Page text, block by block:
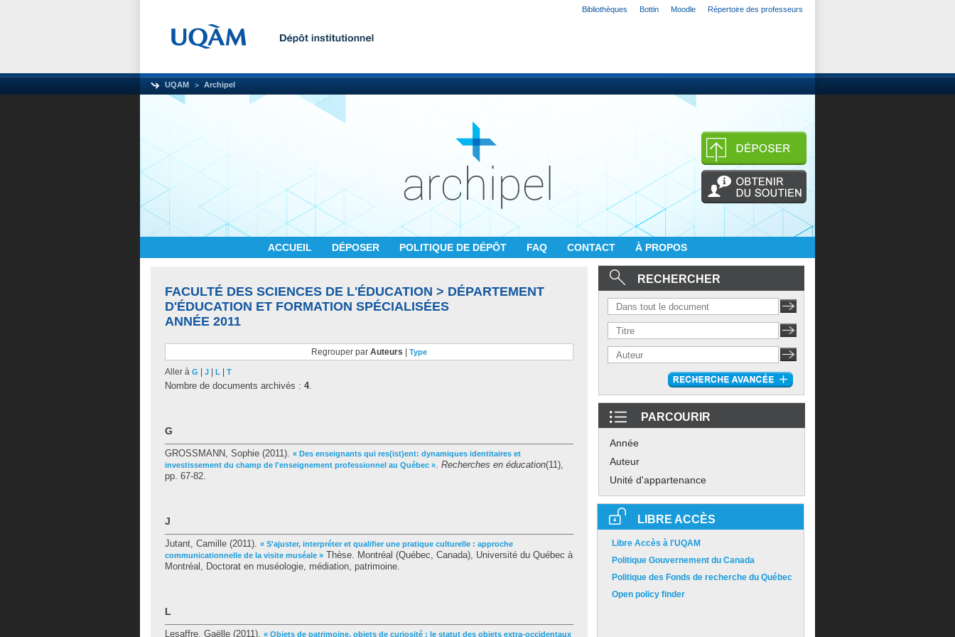
Bibliothèques Bottin Moodle Répertoire des professeurs
UQAM Archipel
ACCUEIL DÉPOSER POLITIQUE DE DÉPÔT FAQ CONTACT À PROPOS
FACULTÉ DES SCIENCES DE L'ÉDUCATION > DÉPARTEMENT
D'ÉDUCATION ET FORMATION SPÉCIALISÉES
ANNÉE 2011
Regrouper par Auteurs Type
Aller à G J L T
Nombre de documents archivés : 4.
G
GROSSMANN, Sophie (2011). « Des enseignants qui res(ist)ent: dynamiques identitaires et
investissement du champ de l'enseignement professionnel au Québec ». Recherches en éducation(11),
pp. 67-82.
J
Jutant, Camille (2011). « S'ajuster, interpréter et qualifier une pratique culturelle : approche
communicationnelle de la visite muséale » Thèse. Montréal (Québec, Canada), Université du Québec à
Montréal, Doctorat en muséologie, médiation, patrimoine.
L
Lesaffre, Gaëlle (2011). « Objets de patrimoine, objets de curiosité : le statut des objets extra-occidentaux
RECHERCHER
PARCOURIR
Année
Auteur
Unité d'appartenance
LIBRE ACCÈS
Libre Accès à l'UQAM
Politique Gouvernement du Canada
Politique des Fonds de recherche du Québec
Open policy finder